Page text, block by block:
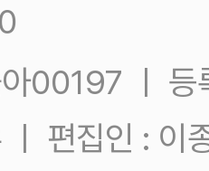
아00197 ㅣ
편집인 : 이